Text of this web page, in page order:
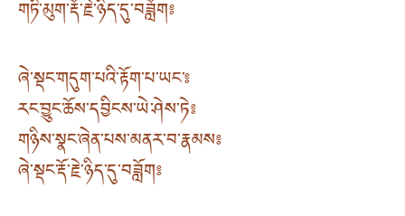
གཏི་མུག་རྡོ་རྗེ་ཉིད་དུ་བཟློག༔
ཞེ་སྡང་གདུག་པའི་རྟོག་པ་ཡང་༔
རང་བྱུང་ཆོས་དབྱིངས་ཡེ་ཤེས་ཏེ༔
གཉིས་སྣང་ཞེན་པས་མནར་བ་རྣམས༔
ཞེ་སྡང་རྡོ་རྗེ་ཉིད་དུ་བཟློག༔